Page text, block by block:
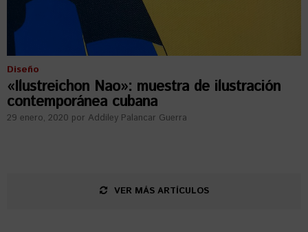
Diseño
«Ilustreichon Nao»: muestra de ilustración
contemporánea cubana
29 enero, 2020 por Addiley Palancar Guerra
VER MÁS ARTÍCULOS